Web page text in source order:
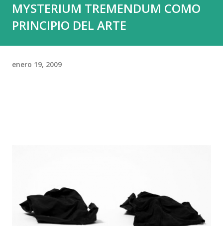
MYSTERIUM TREMENDUM COMO
PRINCIPIO DEL ARTE
enero 19, 2009